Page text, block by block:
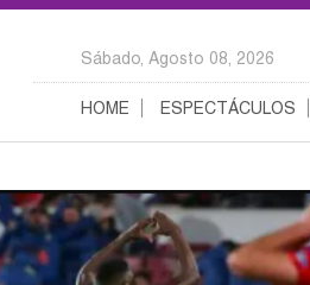
Sábado, Agosto 08, 2026
HOME ESPECTÁCULOS